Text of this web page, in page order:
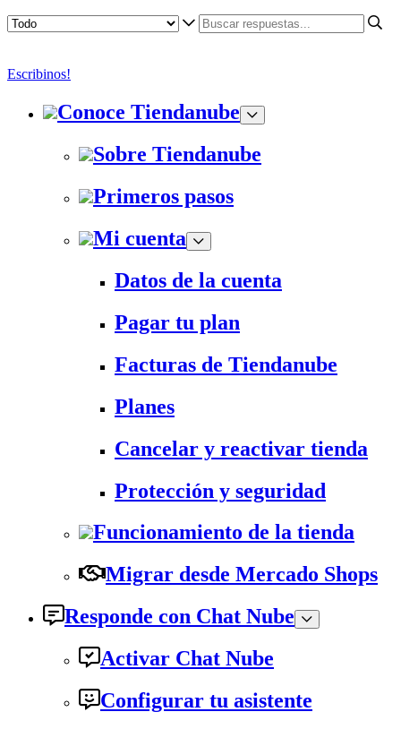
Escribinos!
Conoce Tiendanube
Sobre Tiendanube
Primeros pasos
Mi cuenta
Datos de la cuenta
Pagar tu plan
Facturas de Tiendanube
Planes
Cancelar y reactivar tienda
Protección y seguridad
Funcionamiento de la tienda
Migrar desde Mercado Shops
Responde con Chat Nube
Activar Chat Nube
Configurar tu asistente